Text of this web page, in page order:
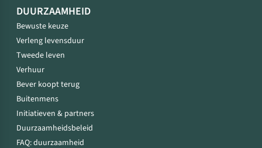
DUURZAAMHEID
Bewuste keuze
Verleng levensduur
Tweede leven
Verhuur
Bever koopt terug
Buitenmens
Initiatieven & partners
Duurzaamheidsbeleid
FAQ: duurzaamheid